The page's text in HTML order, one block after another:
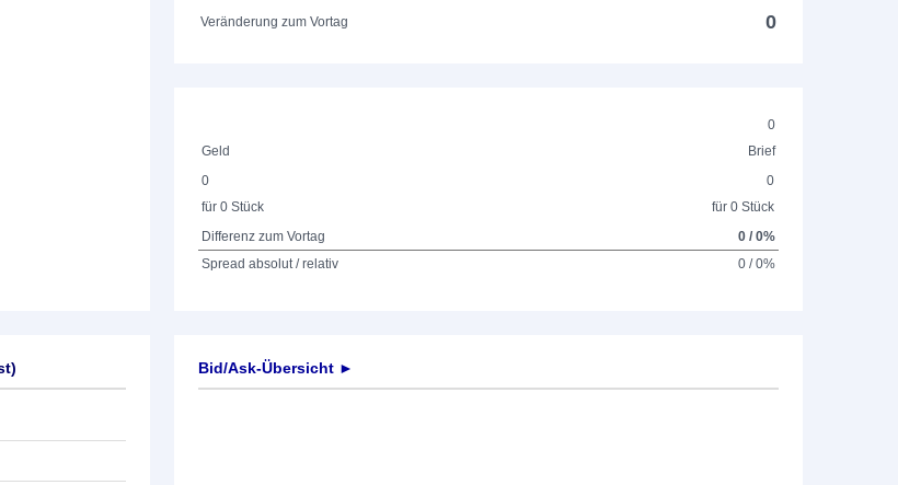
Veränderung zum Vortag 0
0
Geld
Brief
0
für 0 Stück
0
für 0 Stück
Differenz zum Vortag
0 / 0%
Spread absolut / relativ
0 / 0%
Bid/Ask-Übersicht ►